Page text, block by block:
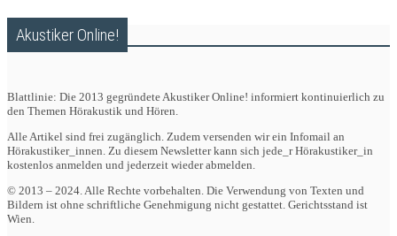
Akustiker Online!
Blattlinie: Die 2013 gegründete Akustiker Online! informiert kontinuierlich zu
den Themen Hörakustik und Hören.
Alle Artikel sind frei zugänglich. Zudem versenden wir ein Infomail an
Hörakustiker_innen. Zu diesem Newsletter kann sich jede_r Hörakustiker_in
kostenlos anmelden und jederzeit wieder abmelden.
© 2013 – 2024. Alle Rechte vorbehalten. Die Verwendung von Texten und
Bildern ist ohne schriftliche Genehmigung nicht gestattet. Gerichtsstand ist
Wien.